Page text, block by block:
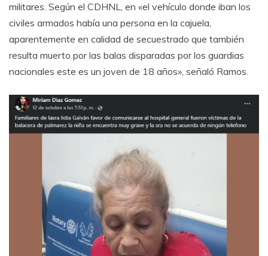
militares. Según el CDHNL, en «el vehículo donde iban los
civiles armados había una persona en la cajuela,
aparentemente en calidad de secuestrado que también
resulta muerto por las balas disparadas por los guardias
nacionales este es un joven de 18 años», señaló Ramos.